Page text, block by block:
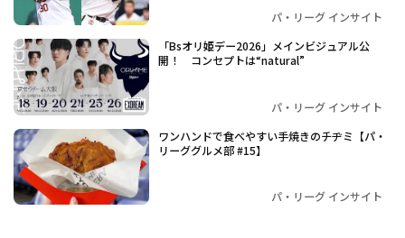
パ・リーグ インサイト
「Bsオリ姫デー2026」メインビジュアル公
開！ コンセプトは“natural”
パ・リーグ インサイト
ワンハンドで食べやすい手焼きのチヂミ【パ・
リーググルメ部 #15】
パ・リーグ インサイト